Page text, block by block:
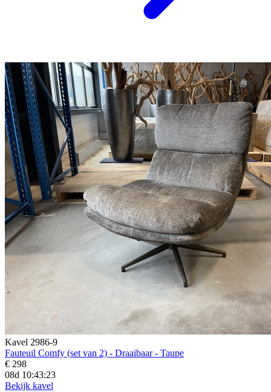
Kavel 2986-9
Fauteuil Comfy (set van 2) - Draaibaar - Taupe
€ 298
08d 10:43:21
Bekijk kavel